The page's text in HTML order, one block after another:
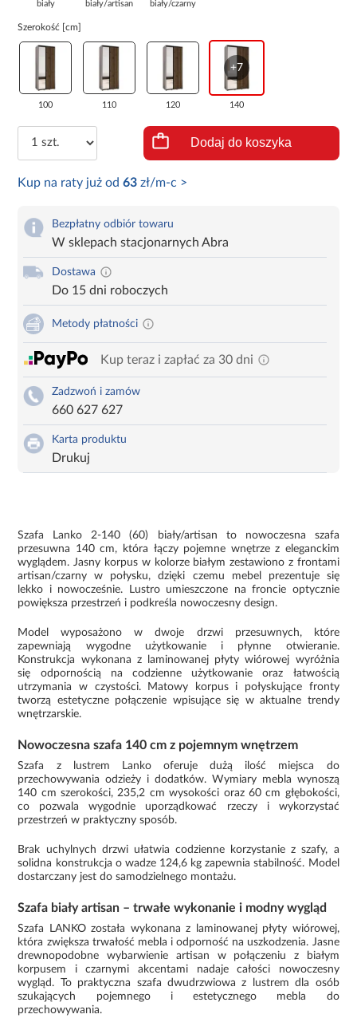
biały biały/artisan biały/czarny
Szerokość [cm]
100 110 120
+7
140
Dodaj do koszyka
Kup na raty już od63 zł/m-c >
Bezpłatny odbiór towaru
W sklepach stacjonarnych Abra
Dostawa
Do 15 dni roboczych
Metody płatności
Kup teraz i zapłać za 30 dni
Zadzwoń i zamów
660 627 627
Karta produktu
Drukuj
Szafa Lanko 2-140 (60) biały/artisan to nowoczesna szafa
przesuwna 140 cm, która łączy pojemne wnętrze z eleganckim
wyglądem. Jasny korpus w kolorze białym zestawiono z frontami
artisan/czarny w połysku, dzięki czemu mebel prezentuje się
lekko i nowocześnie. Lustro umieszczone na froncie optycznie
powiększa przestrzeń i podkreśla nowoczesny design.
Model wyposażono w dwoje drzwi przesuwnych, które
zapewniają wygodne użytkowanie i płynne otwieranie.
Konstrukcja wykonana z laminowanej płyty wiórowej wyróżnia
się odpornością na codzienne użytkowanie oraz łatwością
utrzymania w czystości. Matowy korpus i połyskujące fronty
tworzą estetyczne połączenie wpisujące się w aktualne trendy
wnętrzarskie.
Nowoczesna szafa 140 cm z pojemnym wnętrzem
Szafa z lustrem Lanko oferuje dużą ilość miejsca do
przechowywania odzieży i dodatków. Wymiary mebla wynoszą
140 cm szerokości, 235,2 cm wysokości oraz 60 cm głębokości,
co pozwala wygodnie uporządkować rzeczy i wykorzystać
przestrzeń w praktyczny sposób.
Brak uchylnych drzwi ułatwia codzienne korzystanie z szafy, a
solidna konstrukcja o wadze 124,6 kg zapewnia stabilność. Model
dostarczany jest do samodzielnego montażu.
Szafa biały artisan – trwałe wykonanie i modny wygląd
Szafa LANKO została wykonana z laminowanej płyty wiórowej,
która zwiększa trwałość mebla i odporność na uszkodzenia. Jasne
drewnopodobne wybarwienie artisan w połączeniu z białym
korpusem i czarnymi akcentami nadaje całości nowoczesny
wygląd. To praktyczna szafa dwudrzwiowa z lustrem dla osób
szukających pojemnego i estetycznego mebla do
przechowywania.